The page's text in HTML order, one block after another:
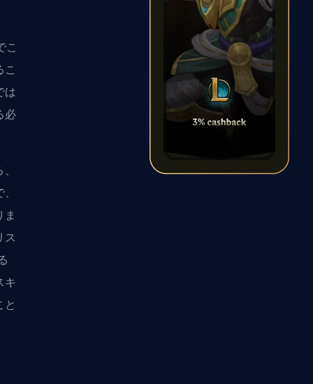
こ
こ
は
必
ま
ス
キ
と